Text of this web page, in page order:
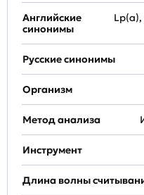
Английские
синонимы
Lp(a),
Русские синонимы
Организм
Метод анализа
Инструмент
Длина волны